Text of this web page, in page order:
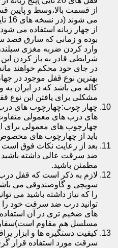
از قسمت بالا،وسط و
می
از چهار زبانه استفاده می
بوده و زمانی که سارق قصد
وارد کردن ضربه مغزی
شرایطی قادر به باز کردن این
در جای خود محکم خواهند
بهترین نوع قفل موجود در
کاله می باشد که در ایران
مشکلی برای یافتن این نوع
چهار چوب:چهارچوب های
های درب های معمولی متفاوت
چهارچوب های معمولی برای
باید از چهارچوب های
بعد از رعایت نکات فوق است
ضد سرقت عالی داشته باشید
مطمئن باشید.
لازم به ذکر است که قفل
سویچی و گاوصندوقی می
را که نیاز داشته باشید می
توانید درب ضد سرقت خود
های ضخیم تری در آن
مسلسل هم مقاوم
کیفیت دستگیره ها و ابزار
سرقت مورد استفاده قرار